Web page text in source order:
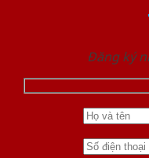
Đăng ký